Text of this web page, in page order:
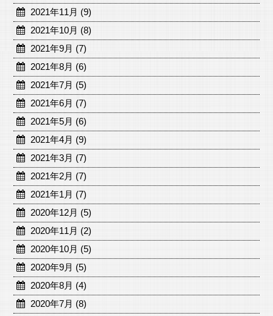
2021年11月 (9)
2021年10月 (8)
2021年9月 (7)
2021年8月 (6)
2021年7月 (5)
2021年6月 (7)
2021年5月 (6)
2021年4月 (9)
2021年3月 (7)
2021年2月 (7)
2021年1月 (7)
2020年12月 (5)
2020年11月 (2)
2020年10月 (5)
2020年9月 (5)
2020年8月 (4)
2020年7月 (8)